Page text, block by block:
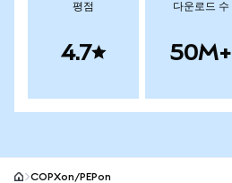
평점
4.7
다운로드 수
50M+
COPXon/PEPon